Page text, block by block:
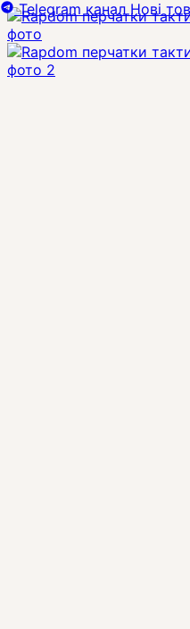
Telegram канал Нові